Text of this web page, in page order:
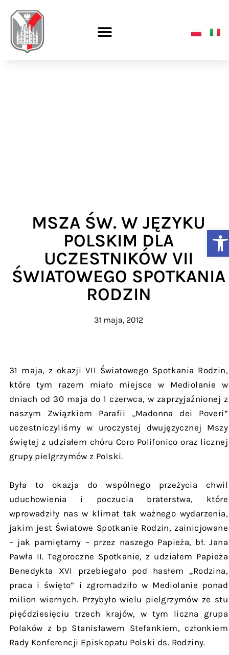
MSZA ŚW. W JĘZYKU
POLSKIM DLA
UCZESTNIKÓW VII
ŚWIATOWEGO SPOTKANIA
RODZIN
31 maja, 2012
31 maja, z okazji VII Światowego Spotkania Rodzin,
które tym razem miało miejsce w Mediolanie w
dniach od 30 maja do 1 czerwca, w zaprzyjaźnionej z
naszym Związkiem Parafii „Madonna dei Poveri”
uczestniczyliśmy w uroczystej dwujęzycznej Mszy
świętej z udziałem chóru Coro Polifonico oraz licznej
grupy pielgrzymów z Polski.
Była to okazja do wspólnego przeżycia chwil
uduchowienia i poczucia braterstwa, które
wprowadziły nas w klimat tak ważnego wydarzenia,
jakim jest Światowe Spotkanie Rodzin, zainicjowane
– jak pamiętamy – przez naszego Papieża, bł. Jana
Pawła II. Tegoroczne Spotkanie, z udziałem Papieża
Benedykta XVI przebiegało pod hasłem „Rodzina,
praca i święto” i zgromadziło w Mediolanie ponad
milion wiernych. Przybyło wielu pielgrzymów ze stu
pięćdziesięciu trzech krajów, w tym liczna grupa
Polaków z bp Stanisławem Stefankiem, członkiem
Rady Konferencji Episkopatu Polski ds. Rodziny.